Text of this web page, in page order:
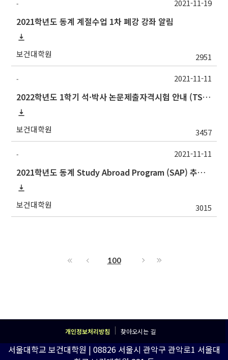
-
2021학년도 동계 계절수업 1차 폐강 강좌 알림
보건대학원 2951
2021-11-19
-
2022학년도 1학기 석·박사 논문제출자격시험 안내 (TSQ exam: Major and Korean for foreign students)
보건대학원 3457
2021-11-11
-
2021학년도 동계 Study Abroad Program (SAP) 추가 모집 안내
보건대학원 3015
2021-11-11
100
개인정보처리방침 찾아오시는 길
서울대학교 보건대학원 | 08826 서울시 관악구 관악로1 서울대